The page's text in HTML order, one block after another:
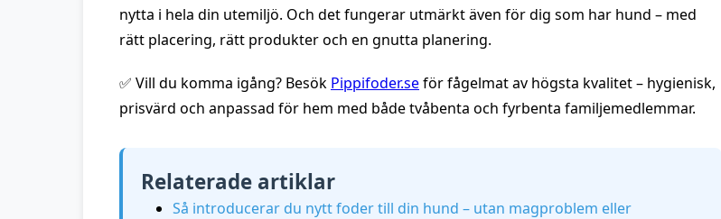
nytta i hela din utemiljö. Och det fungerar utmärkt även för dig som har hund – med
rätt placering, rätt produkter och en gnutta planering.
✅ Vill du komma igång? Besök Pippifoder.seför fågelmat av högsta kvalitet – hygienisk,
prisvärd och anpassad för hem med både tvåbenta och fyrbenta familjemedlemmar.
Relaterade artiklar
Så introducerar du nytt foder till din hund – utan magproblem eller